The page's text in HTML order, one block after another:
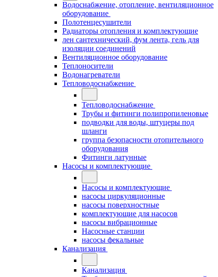
Водоснабжение, отопление, вентиляционное
оборудование
Полотенцесушители
Радиаторы отопления и комплектующие
лен сантехнический, фум лента, гель для
изоляции соединений
Вентиляционное оборудование
Теплоносители
Водонагреватели
Тепловодоснабжение
Тепловодоснабжение
Трубы и фитинги полипропиленовые
подводки для воды, штуцеры под
шланги
группа безопасности отопительного
оборудования
Фитинги латунные
Насосы и комплектующие
Насосы и комплектующие
насосы циркуляционные
насосы поверхностные
комплектующие для насосов
насосы вибрационные
Насосные станции
насосы фекальные
Канализация
Канализация